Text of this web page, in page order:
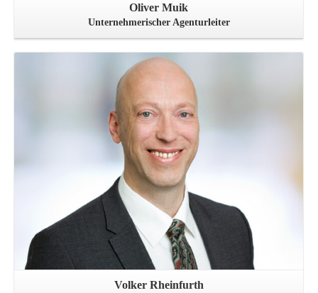
Oliver Muik
Unternehmerischer Agenturleiter
Volker Rheinfurth